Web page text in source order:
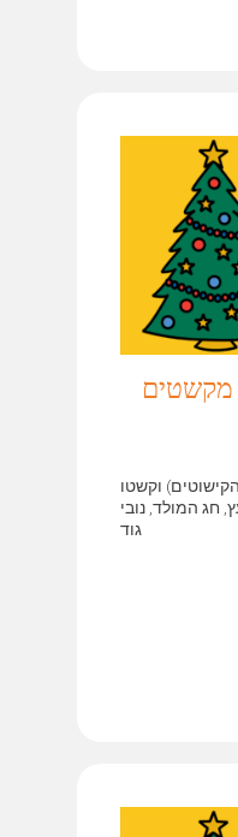
Украшаем ёлку מקשטים
וקשטו
חג המולד, נובי
גוד